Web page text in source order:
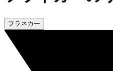
フラネカー